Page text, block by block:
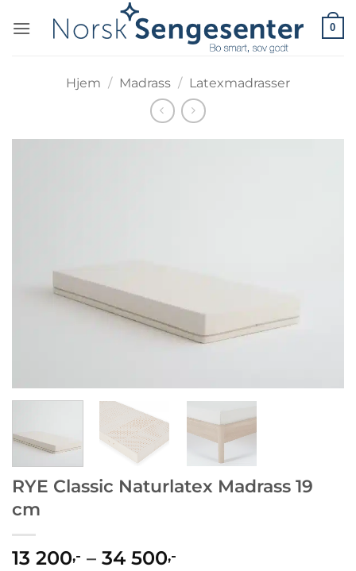
0
Hjem / Madrass / Latexmadrasser
RYE Classic Naturlatex Madrass 19
cm
13 200,- – 34 500,-